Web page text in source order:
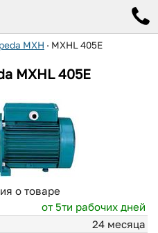
MXH · MXHL 405E
MXHL 405E
о товаре
от 5ти рабочих дней
24 месяца